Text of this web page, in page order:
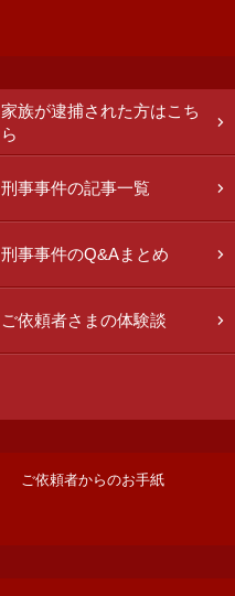
家族が逮捕された方はこち
ら
刑事事件の記事一覧
刑事事件のQ&Aまとめ
ご依頼者さまの体験談
ご依頼者からのお手紙